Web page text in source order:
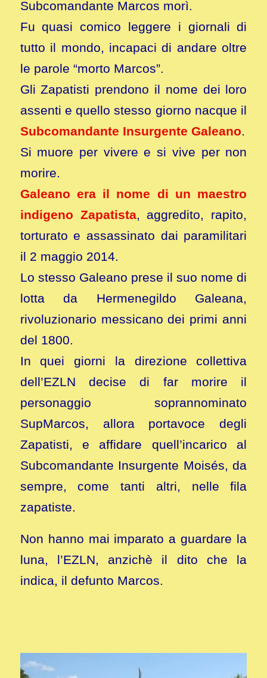
Subcomandante Marcos morì.
Fu quasi comico leggere i giornali di
tutto il mondo, incapaci di andare oltre
le parole “morto Marcos”.
Gli Zapatisti prendono il nome dei loro
assenti e quello stesso giorno nacque il
Subcomandante Insurgente Galeano.
Si muore per vivere e si vive per non
morire.
Galeano era il nome di un maestro
indigeno Zapatista, aggredito, rapito,
torturato e assassinato dai paramilitari
il 2 maggio 2014.
Lo stesso Galeano prese il suo nome di
lotta da Hermenegildo Galeana,
rivoluzionario messicano dei primi anni
del 1800.
In quei giorni la direzione collettiva
dell’EZLN decise di far morire il
personaggio soprannominato
SupMarcos, allora portavoce degli
Zapatisti, e affidare quell’incarico al
Subcomandante Insurgente Moisés, da
sempre, come tanti altri, nelle fila
zapatiste.
Non hanno mai imparato a guardare la
luna, l’EZLN, anzichè il dito che la
indica, il defunto Marcos.